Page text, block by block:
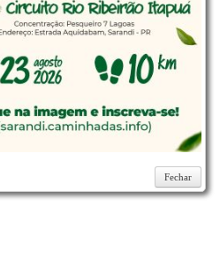
Fechar
Fechar